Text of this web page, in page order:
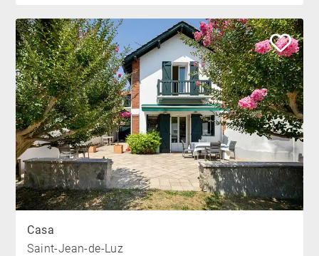
Casa
Saint-Jean-de-Luz